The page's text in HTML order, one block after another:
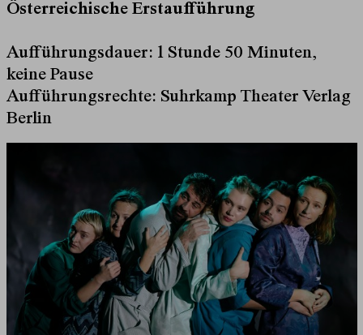
Österreichische Erstaufführung
Aufführungsdauer: 1 Stunde 50 Minuten,
keine Pause
Aufführungsrechte: Suhrkamp Theater Verlag
Berlin